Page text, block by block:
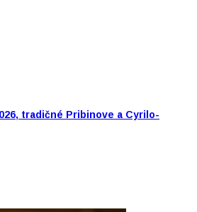
tradičné Pribinove a Cyrilo-